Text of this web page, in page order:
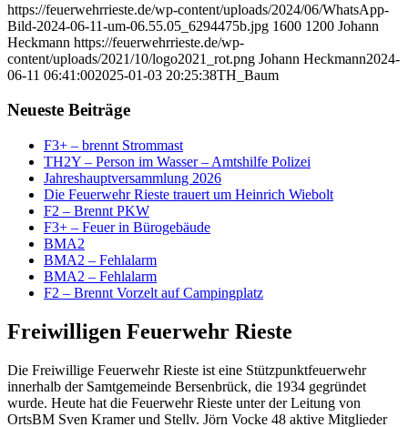
https://feuerwehrrieste.de/wp-content/uploads/2024/06/WhatsApp-
Bild-2024-06-11-um-06.55.05_6294475b.jpg 1600 1200 Johann
Heckmann https://feuerwehrrieste.de/wp-
content/uploads/2021/10/logo2021_rot.png Johann Heckmann2024-
06-11 06:41:002025-01-03 20:25:38TH_Baum
Neueste Beiträge
F3+ – brennt Strommast
TH2Y – Person im Wasser – Amtshilfe Polizei
Jahreshauptversammlung 2026
Die Feuerwehr Rieste trauert um Heinrich Wiebolt
F2 – Brennt PKW
F3+ – Feuer in Bürogebäude
BMA2
BMA2 – Fehlalarm
BMA2 – Fehlalarm
F2 – Brennt Vorzelt auf Campingplatz
Freiwilligen Feuerwehr Rieste
Die Freiwillige Feuerwehr Rieste ist eine Stützpunktfeuerwehr
innerhalb der Samtgemeinde Bersenbrück, die 1934 gegründet
wurde. Heute hat die Feuerwehr Rieste unter der Leitung von
OrtsBM Sven Kramer und Stellv. Jörn Vocke 48 aktive Mitglieder